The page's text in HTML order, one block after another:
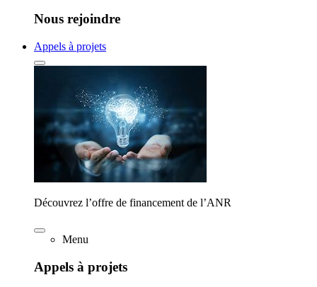
Nous rejoindre
Appels à projets
Découvrez l’offre de financement de l’ANR
Menu
Appels à projets